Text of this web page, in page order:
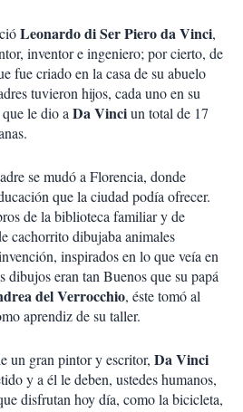
Leonardo di Ser Piero da Vinci,
inventor e ingeniero; por cierto, de
fue criado en la casa de su abuelo
tuvieron hijos, cada uno en su
le dio a Da Vinciun total de 17
se mudó a Florencia, donde
que la ciudad podía ofrecer.
de la biblioteca familiar y de
cachorrito dibujaba animales
inspirados en lo que veía en
dibujos eran tan Buenos que su papá
del Verrocchio, éste tomó al
aprendiz de su taller.
un gran pintor y escritor, Da Vinci
y a él le deben, ustedes humanos,
disfrutan hoy día, como la bicicleta,